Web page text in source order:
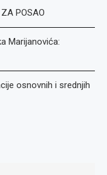
ZA POSAO
Marijanovića:
osnovnih i srednjih